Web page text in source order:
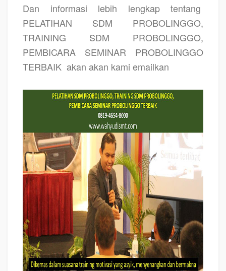
Dan informasi lebih lengkap tentang
PELATIHAN SDM PROBOLINGGO,
TRAINING SDM PROBOLINGGO,
PEMBICARA SEMINAR PROBOLINGGO
TERBAIK akan akan kami emailkan